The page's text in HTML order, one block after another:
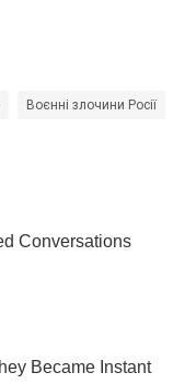
Воєнні злочини Росії